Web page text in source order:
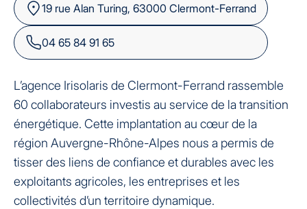
19 rue Alan Turing, 63000 Clermont-Ferrand
04 65 84 91 65
L’agence Irisolaris de Clermont-Ferrand rassemble
60 collaborateurs investis au service de la transition
énergétique. Cette implantation au cœur de la
région Auvergne-Rhône-Alpes nous a permis de
tisser des liens de confiance et durables avec les
exploitants agricoles, les entreprises et les
collectivités d’un territoire dynamique.